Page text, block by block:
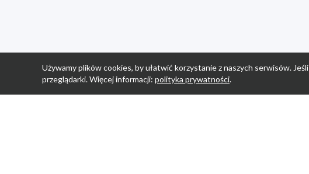
Używamy plików cookies, by ułatwić korzystanie z naszych serwisów.
przeglądarki. Więcej informacji: polityka prywatności.